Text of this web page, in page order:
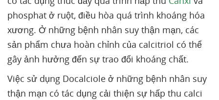
phosphat ở ruột, điều hòa quá trình khoáng hóa
xương. Ở những bệnh nhân suy thận mạn, các
sản phẩm chưa hoàn chỉnh của calcitriol có thể
gây ảnh hưởng đến sự trao đổi khoáng chất.
Việc sử dụng Docalciole ở những bệnh nhân suy
thận mạn có tác dụng cải thiện sự hấp thu calci